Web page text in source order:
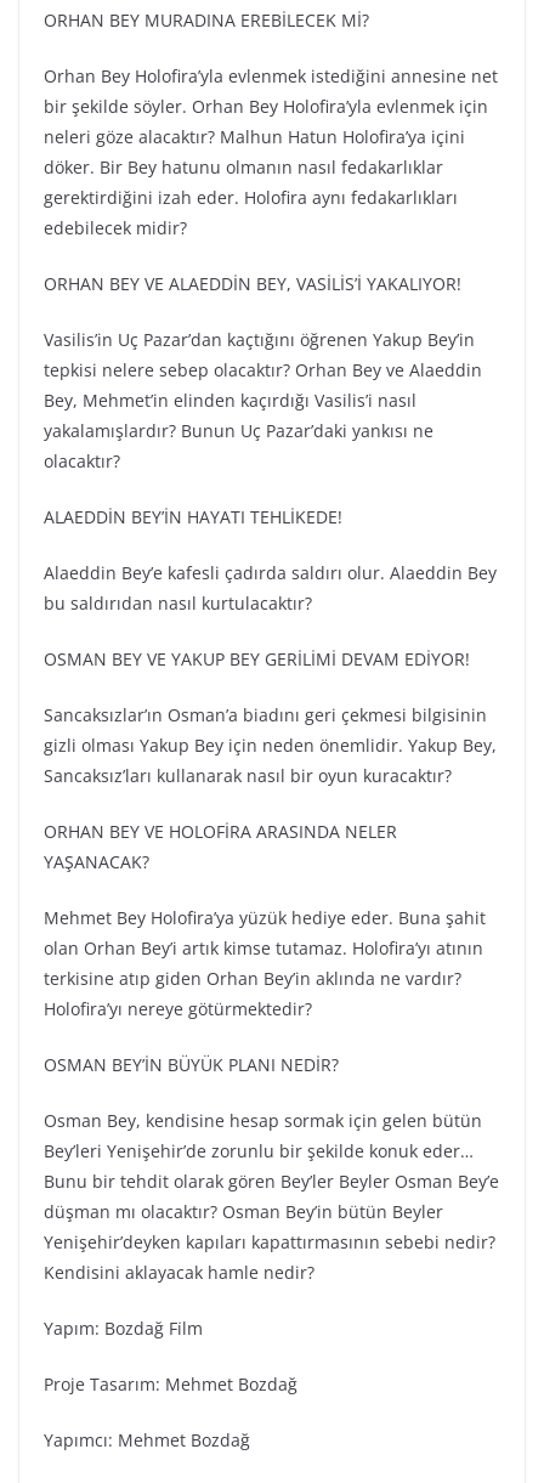
ORHAN BEY MURADINA EREBİLECEK Mİ?
Orhan Bey Holofira’yla evlenmek istediğini annesine net
bir şekilde söyler. Orhan Bey Holofira’yla evlenmek için
neleri göze alacaktır? Malhun Hatun Holofira’ya içini
döker. Bir Bey hatunu olmanın nasıl fedakarlıklar
gerektirdiğini izah eder. Holofira aynı fedakarlıkları
edebilecek midir?
ORHAN BEY VE ALAEDDİN BEY, VASİLİS’İ YAKALIYOR!
Vasilis’in Uç Pazar’dan kaçtığını öğrenen Yakup Bey’in
tepkisi nelere sebep olacaktır? Orhan Bey ve Alaeddin
Bey, Mehmet’in elinden kaçırdığı Vasilis’i nasıl
yakalamışlardır? Bunun Uç Pazar’daki yankısı ne
olacaktır?
ALAEDDİN BEY’İN HAYATI TEHLİKEDE!
Alaeddin Bey’e kafesli çadırda saldırı olur. Alaeddin Bey
bu saldırıdan nasıl kurtulacaktır?
OSMAN BEY VE YAKUP BEY GERİLİMİ DEVAM EDİYOR!
Sancaksızlar’ın Osman’a biadını geri çekmesi bilgisinin
gizli olması Yakup Bey için neden önemlidir. Yakup Bey,
Sancaksız’ları kullanarak nasıl bir oyun kuracaktır?
ORHAN BEY VE HOLOFİRA ARASINDA NELER
YAŞANACAK?
Mehmet Bey Holofira’ya yüzük hediye eder. Buna şahit
olan Orhan Bey’i artık kimse tutamaz. Holofira’yı atının
terkisine atıp giden Orhan Bey’in aklında ne vardır?
Holofira’yı nereye götürmektedir?
OSMAN BEY’İN BÜYÜK PLANI NEDİR?
Osman Bey, kendisine hesap sormak için gelen bütün
Bey’leri Yenişehir’de zorunlu bir şekilde konuk eder…
Bunu bir tehdit olarak gören Bey’ler Beyler Osman Bey’e
düşman mı olacaktır? Osman Bey’in bütün Beyler
Yenişehir’deyken kapıları kapattırmasının sebebi nedir?
Kendisini aklayacak hamle nedir?
Yapım: Bozdağ Fi̇lm
Proje Tasarım: Mehmet Bozdağ
Yapımcı: Mehmet Bozdağ